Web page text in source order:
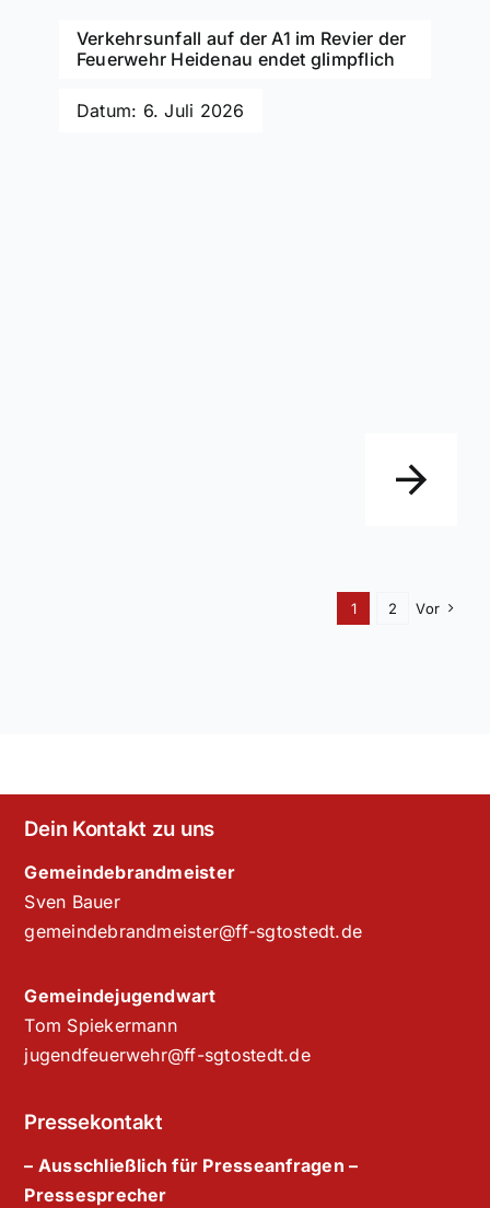
Verkehrsunfall auf der A1 im Revier der
Feuerwehr Heidenau endet glimpflich
Datum: 6. Juli 2026
1 2 Vor
Dein Kontakt zu uns
Gemeindebrandmeister
Sven Bauer
gemeindebrandmeister@ff-sgtostedt.de
Gemeindejugendwart
Tom Spiekermann
jugendfeuerwehr@ff-sgtostedt.de
Pressekontakt
– Ausschließlich für Presseanfragen –
Pressesprecher